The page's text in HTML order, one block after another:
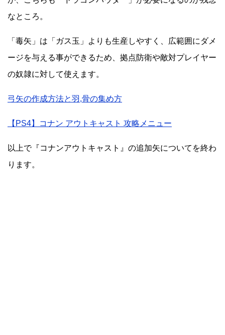
なところ。
「毒矢」は「ガス玉」よりも生産しやすく、広範囲にダメ
ージを与える事ができるため、拠点防衛や敵対プレイヤー
の奴隷に対して使えます。
弓矢の作成方法と羽,骨の集め方
【PS4】コナン アウトキャスト 攻略メニュー
以上で『コナンアウトキャスト』の追加矢についてを終わ
ります。